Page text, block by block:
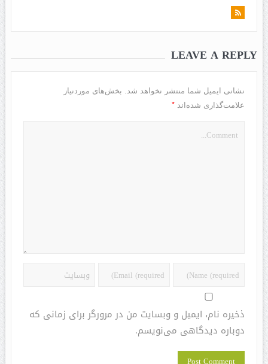
LEAVE A REPLY
نشانی ایمیل شما منتشر نخواهد شد. بخش‌های موردنیاز
علامت‌گذاری شده‌اند *
ذخیره نام، ایمیل و وبسایت من در مرورگر برای زمانی که
دوباره دیدگاهی می‌نویسم.